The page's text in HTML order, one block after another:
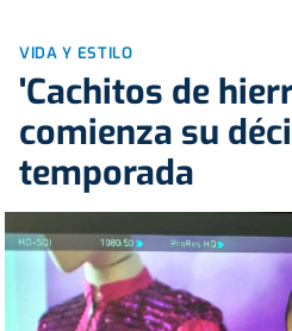
VIDA Y ESTILO
'Cachitos de
comienza su
temporada